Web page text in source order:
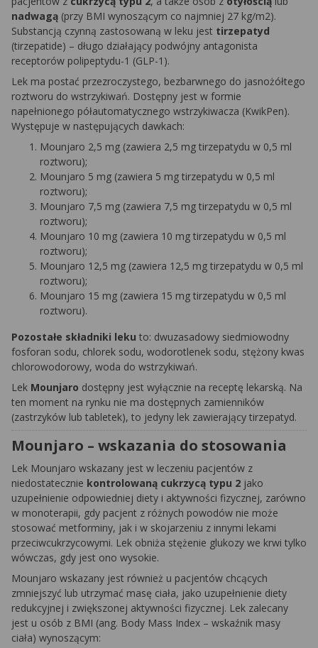
nadwagą (przy BMI wynoszącym co najmniej 27 kg/m2).
Substancją czynną zastosowaną w leku jest tirzepatyd
(tirzepatide) – długo działający podwójny antagonista
receptorów polipeptydu-1 (GLP-1).
Lek ma postać przezroczystego, bezbarwnego do jasnożółtego
roztworu do wstrzykiwań. Dostępny jest w formie
napełnionego półautomatycznego wstrzykiwacza (KwikPen).
Występuje w następujących dawkach:
Mounjaro 2,5 mg (zawiera 2,5 mg tirzepatydu w 0,5 ml
roztworu);
Mounjaro 5 mg (zawiera 5 mg tirzepatydu w 0,5 ml
roztworu);
Mounjaro 7,5 mg (zawiera 7,5 mg tirzepatydu w 0,5 ml
roztworu);
Mounjaro 10 mg (zawiera 10 mg tirzepatydu w 0,5 ml
roztworu);
Mounjaro 12,5 mg (zawiera 12,5 mg tirzepatydu w 0,5 ml
roztworu);
Mounjaro 15 mg (zawiera 15 mg tirzepatydu w 0,5 ml
roztworu).
Pozostałe składniki leku to: dwuzasadowy siedmiowodny
fosforan sodu, chlorek sodu, wodorotlenek sodu, stężony kwas
chlorowodorowy, woda do wstrzykiwań.
Lek Mounjaro dostępny jest wyłącznie na receptę lekarską. Na
ten moment na rynku nie ma dostępnych zamienników
(zastrzyków lub tabletek), to jedyny lek zawierający tirzepatyd.
Mounjaro – wskazania do stosowania
Lek Mounjaro wskazany jest w leczeniu pacjentów z
niedostatecznie kontrolowaną cukrzycą typu 2 jako
uzupełnienie odpowiedniej diety i aktywności fizycznej, zarówno
w monoterapii, gdy pacjent z różnych powodów nie może
stosować metforminy, jak i w skojarzeniu z innymi lekami
przeciwcukrzycowymi. Lek obniża stężenie glukozy we krwi tylko
wówczas, gdy jest ono wysokie.
Mounjaro wskazany jest również u pacjentów chcących
zmniejszyć lub utrzymać masę ciała, jako uzupełnienie diety
redukcyjnej i zwiększonej aktywności fizycznej. Lek zalecany
jest u osób z BMI (ang. Body Mass Index – wskaźnik masy
ciała) wynoszącym: